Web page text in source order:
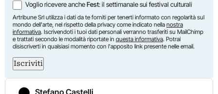
Voglio ricevere ancheFest: il settimanale sui festival culturali
Artribune Srl utilizza i dati da te forniti per tenerti informato con regolarità sul
mondo dell'arte, nel rispetto della privacy come indicato nella nostra
informativa. Iscrivendoti i tuoi dati personali verranno trasferiti su MailChimp
e trattati secondo le modalità riportate in questa informativa. Potrai
disiscriverti in qualsiasi momento con l'apposito link presente nelle email.
Iscriviti